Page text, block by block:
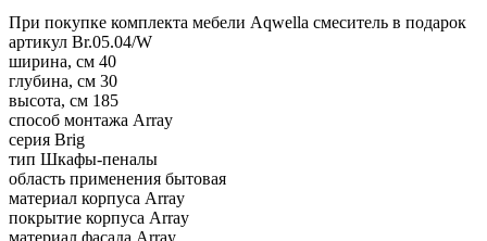
При покупке комплекта мебели Aqwella смеситель в подарок
артикул Br.05.04/W
ширина, см 40
глубина, см 30
высота, см 185
способ монтажа Array
серия Brig
тип Шкафы-пеналы
область применения бытовая
материал корпуса Array
покрытие корпуса Array
материал фасада Array